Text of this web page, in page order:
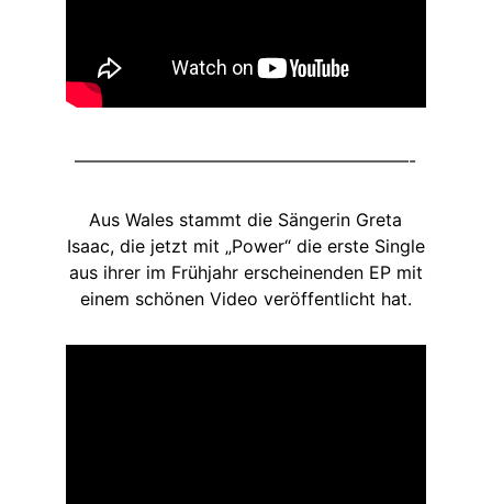
———————————————————-
Aus Wales stammt die Sängerin Greta
Isaac, die jetzt mit „Power“ die erste Single
aus ihrer im Frühjahr erscheinenden EP mit
einem schönen Video veröffentlicht hat.